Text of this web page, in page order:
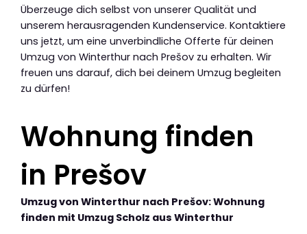
Überzeuge dich selbst von unserer Qualität und
unserem herausragenden Kundenservice. Kontaktiere
uns jetzt, um eine unverbindliche Offerte für deinen
Umzug von Winterthur nach Prešov zu erhalten. Wir
freuen uns darauf, dich bei deinem Umzug begleiten
zu dürfen!
Wohnung finden
in Prešov
Umzug von Winterthur nach Prešov: Wohnung
finden mit Umzug Scholz aus Winterthur